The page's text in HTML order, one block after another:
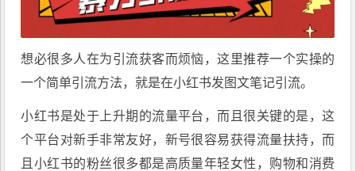
想必很多人在为引流获客而烦恼，这里推荐一个实操的
一个简单引流方法，就是在小红书发图文笔记引流。
小红书是处于上升期的流量平台，而且很关键的是，这
个平台对新手非常友好，新号很容易获得流量扶持，而
且小红书的粉丝很多都是高质量年轻女性，购物和消费